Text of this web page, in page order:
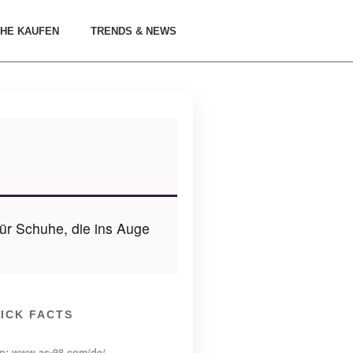
KAUFEN TRENDS & NEWS
Schuhe, die ins Auge
FACTS